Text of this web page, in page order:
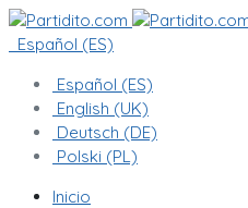
Español (ES)
Español (ES)
English (UK)
Deutsch (DE)
Polski (PL)
Inicio